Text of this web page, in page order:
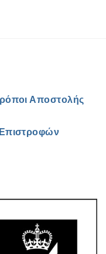
Αποστολής
Επιστροφών